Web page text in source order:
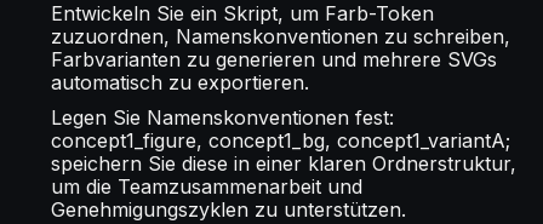
Entwickeln Sie ein Skript, um Farb-Token
zuzuordnen, Namenskonventionen zu schreiben,
Farbvarianten zu generieren und mehrere SVGs
automatisch zu exportieren.
Legen Sie Namenskonventionen fest:
concept1_figure, concept1_bg, concept1_variantA;
speichern Sie diese in einer klaren Ordnerstruktur,
um die Teamzusammenarbeit und
Genehmigungszyklen zu unterstützen.